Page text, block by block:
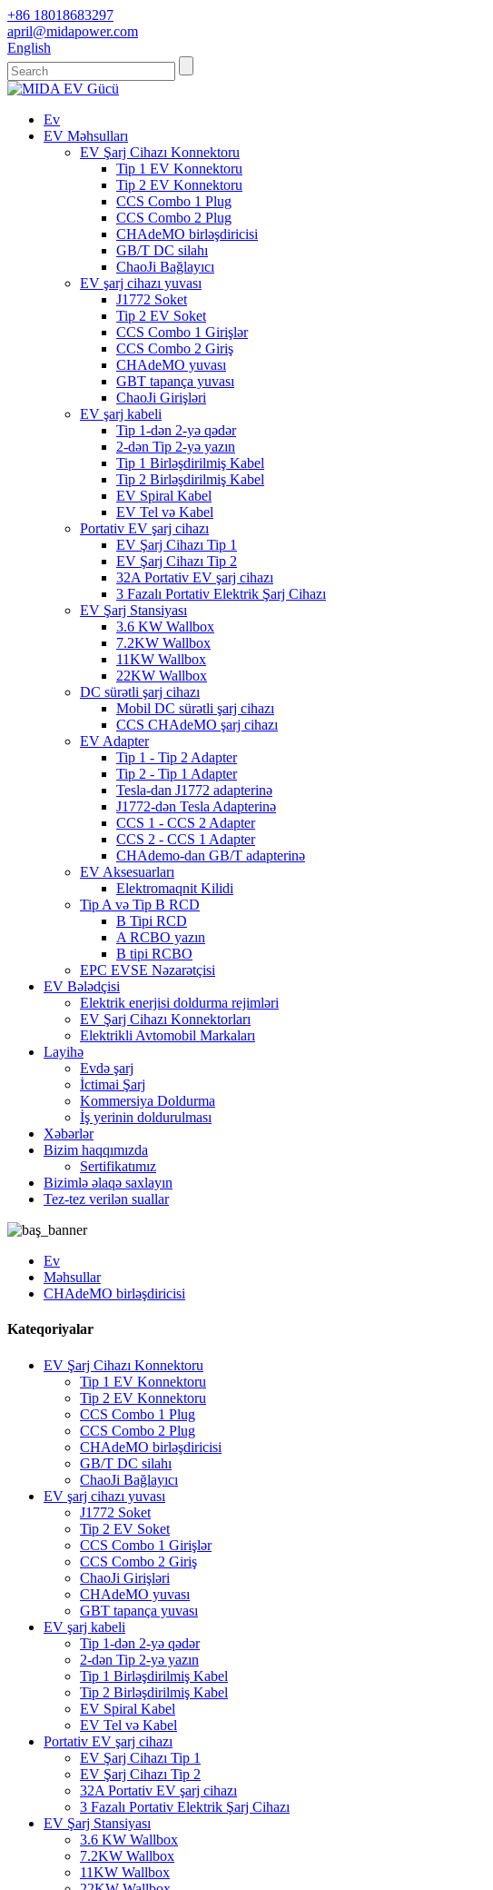
+86 18018683297
april@midapower.com
English
Ev
EV Məhsulları
EV Şarj Cihazı Konnektoru
Tip 1 EV Konnektoru
Tip 2 EV Konnektoru
CCS Combo 1 Plug
CCS Combo 2 Plug
CHAdeMO birləşdiricisi
GB/T DC silahı
ChaoJi Bağlayıcı
EV şarj cihazı yuvası
J1772 Soket
Tip 2 EV Soket
CCS Combo 1 Girişlər
CCS Combo 2 Giriş
CHAdeMO yuvası
GBT tapança yuvası
ChaoJi Girişləri
EV şarj kabeli
Tip 1-dən 2-yə qədər
2-dən Tip 2-yə yazın
Tip 1 Birləşdirilmiş Kabel
Tip 2 Birləşdirilmiş Kabel
EV Spiral Kabel
EV Tel və Kabel
Portativ EV şarj cihazı
EV Şarj Cihazı Tip 1
EV Şarj Cihazı Tip 2
32A Portativ EV şarj cihazı
3 Fazalı Portativ Elektrik Şarj Cihazı
EV Şarj Stansiyası
3.6 KW Wallbox
7.2KW Wallbox
11KW Wallbox
22KW Wallbox
DC sürətli şarj cihazı
Mobil DC sürətli şarj cihazı
CCS CHAdeMO şarj cihazı
EV Adapter
Tip 1 - Tip 2 Adapter
Tip 2 - Tip 1 Adapter
Tesla-dan J1772 adapterinə
J1772-dən Tesla Adapterinə
CCS 1 - CCS 2 Adapter
CCS 2 - CCS 1 Adapter
CHAdemo-dan GB/T adapterinə
EV Aksesuarları
Elektromaqnit Kilidi
Tip A və Tip B RCD
B Tipi RCD
A RCBO yazın
B tipi RCBO
EPC EVSE Nəzarətçisi
EV Bələdçisi
Elektrik enerjisi doldurma rejimləri
EV Şarj Cihazı Konnektorları
Elektrikli Avtomobil Markaları
Layihə
Evdə şarj
İctimai Şarj
Kommersiya Doldurma
İş yerinin doldurulması
Xəbərlər
Bizim haqqımızda
Sertifikatımız
Bizimlə əlaqə saxlayın
Tez-tez verilən suallar
Ev
Məhsullar
CHAdeMO birləşdiricisi
Kateqoriyalar
EV Şarj Cihazı Konnektoru
Tip 1 EV Konnektoru
Tip 2 EV Konnektoru
CCS Combo 1 Plug
CCS Combo 2 Plug
CHAdeMO birləşdiricisi
GB/T DC silahı
ChaoJi Bağlayıcı
EV şarj cihazı yuvası
J1772 Soket
Tip 2 EV Soket
CCS Combo 1 Girişlər
CCS Combo 2 Giriş
ChaoJi Girişləri
CHAdeMO yuvası
GBT tapança yuvası
EV şarj kabeli
Tip 1-dən 2-yə qədər
2-dən Tip 2-yə yazın
Tip 1 Birləşdirilmiş Kabel
Tip 2 Birləşdirilmiş Kabel
EV Spiral Kabel
EV Tel və Kabel
Portativ EV şarj cihazı
EV Şarj Cihazı Tip 1
EV Şarj Cihazı Tip 2
32A Portativ EV şarj cihazı
3 Fazalı Portativ Elektrik Şarj Cihazı
EV Şarj Stansiyası
3.6 KW Wallbox
7.2KW Wallbox
11KW Wallbox